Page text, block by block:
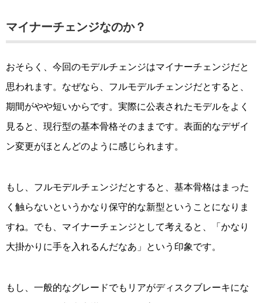
マイナーチェンジなのか？
おそらく、今回のモデルチェンジはマイナーチェンジだと
思われます。なぜなら、フルモデルチェンジだとすると、
期間がやや短いからです。実際に公表されたモデルをよく
見ると、現行型の基本骨格そのままです。表面的なデザイ
ン変更がほとんどのように感じられます。
もし、フルモデルチェンジだとすると、基本骨格はまった
く触らないというかなり保守的な新型ということになりま
すね。でも、マイナーチェンジとして考えると、「かなり
大掛かりに手を入れるんだなあ」という印象です。
もし、一般的なグレードでもリアがディスクブレーキにな